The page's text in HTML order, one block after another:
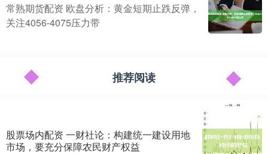
常熟期货配资 欧盘分析：黄金短期止跌反弹，
关注4056-4075压力带
推荐阅读
股票场内配资 一财社论：构建统一建设用地
市场，要充分保障农民财产权益